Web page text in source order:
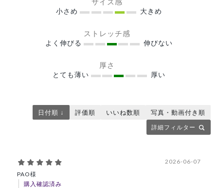
小さめ 大きめ
ストレッチ感
よく伸びる 伸びない
厚さ
とても薄い 厚い
詳細フィルター
日付順 ↓ 評価順 いいね数順 写真・動画付き順
PAO様
購入確認済み
2026-06-07